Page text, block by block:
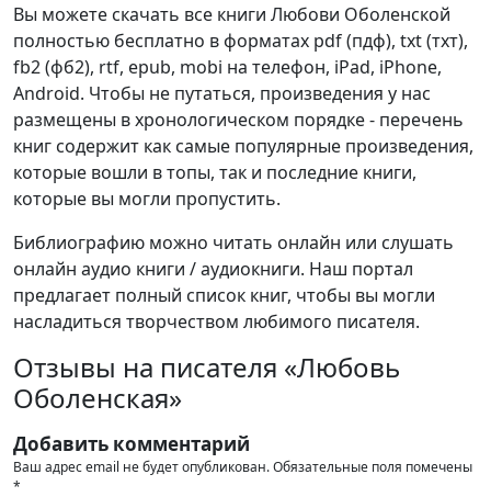
Вы можете скачать все книги Любови Оболенской
полностью бесплатно в форматах pdf (пдф), txt (тхт),
fb2 (фб2), rtf, epub, mobi на телефон, iPad, iPhone,
Android. Чтобы не путаться, произведения у нас
размещены в хронологическом порядке - перечень
книг содержит как самые популярные произведения,
которые вошли в топы, так и последние книги,
которые вы могли пропустить.
Библиографию можно читать онлайн или слушать
онлайн аудио книги / аудиокниги. Наш портал
предлагает полный список книг, чтобы вы могли
насладиться творчеством любимого писателя.
Отзывы на писателя «Любовь
Оболенская»
Добавить комментарий
Ваш адрес email не будет опубликован.Обязательные поля помечены
*